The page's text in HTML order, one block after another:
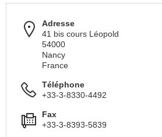
Adresse
41 bis cours Léopold
54000
Nancy
France
Téléphone
+33-3-8330-4492
Fax
+33-3-8393-5839